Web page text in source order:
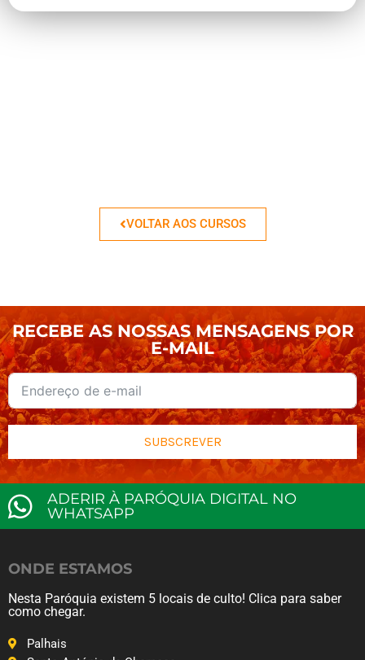
VOLTAR AOS CURSOS
RECEBE AS NOSSAS MENSAGENS POR
E-MAIL
SUBSCREVER
ADERIR À PARÓQUIA DIGITAL NO
WHATSAPP
ONDE ESTAMOS
Nesta Paróquia existem 5 locais de culto! Clica para saber
como chegar.
Palhais